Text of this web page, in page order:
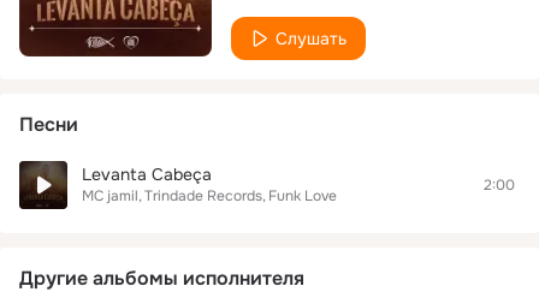
Слушать
Песни
Levanta Cabeça
MC jamil Trindade Records Funk Love
2:00
Другие альбомы исполнителя